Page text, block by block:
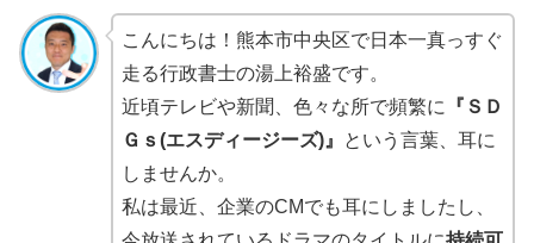
こんにちは！熊本市中央区で日本一真っすぐ
走る行政書士の湯上裕盛です。
近頃テレビや新聞、色々な所で頻繁に 『ＳＤ
Ｇｓ(エスディージーズ)』
という言葉、耳に
しませんか。
私は最近、企業のCMでも耳にしましたし、